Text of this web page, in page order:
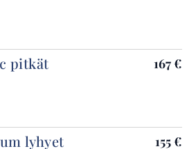
pitkät
167 €
lyhyet
155 €